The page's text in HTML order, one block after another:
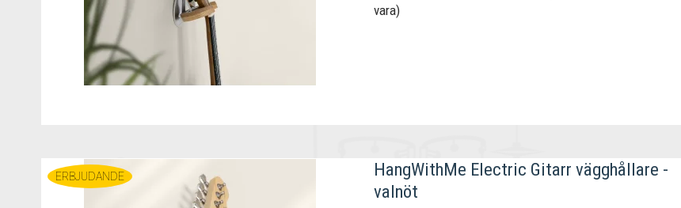
vara)
ERBJUDANDE
HangWithMe Electric Gitarr vägghållare -
valnöt